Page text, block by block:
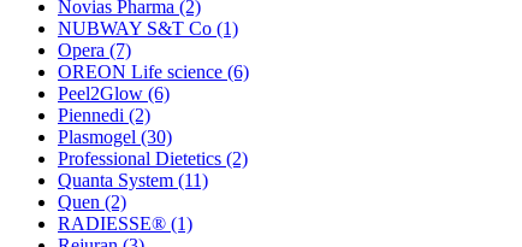
Novias Pharma (2)
NUBWAY S&T Co (1)
Opera (7)
OREON Life science (6)
Peel2Glow (6)
Piennedi (2)
Plasmogel (30)
Professional Dietetics (2)
Quanta System (11)
Quen (2)
RADIESSE® (1)